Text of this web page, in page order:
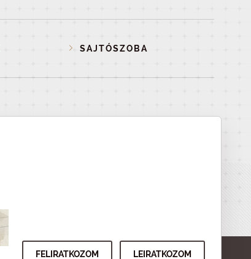
SAJTÓSZOBA